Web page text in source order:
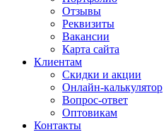
Отзывы
Реквизиты
Вакансии
Карта сайта
Клиентам
Скидки и акции
Онлайн-калькулятор
Вопрос-ответ
Оптовикам
Контакты